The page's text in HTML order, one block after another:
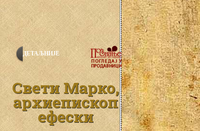
ДЕТАЉНИЈЕ
Свети Марко,
архиепископ
ефески